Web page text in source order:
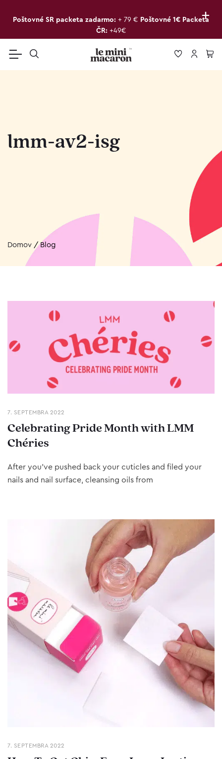
+
Poštovné SR packeta zadarmo: + 79 € Poštovné 1€ Packeta
ČR: +49€
lmm-av2-isg
Domov /Blog
7. SEPTEMBRA 2022
Celebrating Pride Month with LMM
Chéries
After you’ve pushed back your cuticles and filed your
nails and nail surface, cleansing oils from
7. SEPTEMBRA 2022